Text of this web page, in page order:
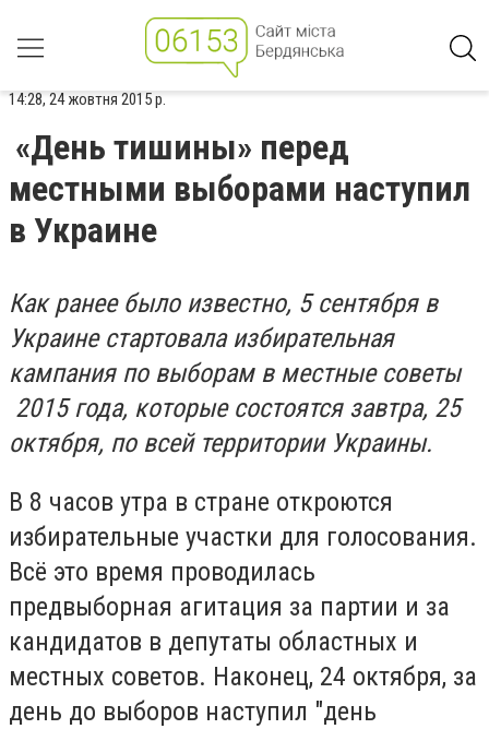
14:28, 24 жовтня 2015 р.
«День тишины» перед
местными выборами наступил
в Украине
Как ранее было известно, 5 сентября в
Украине стартовала избирательная
кампания по выборам в местные советы
2015 года, которые состоятся завтра, 25
октября, по всей территории Украины.
В 8 часов утра в стране откроются
избирательные участки для голосования.
Всё это время проводилась
предвыборная агитация за партии и за
кандидатов в депутаты областных и
местных советов. Наконец, 24 октября, за
день до выборов наступил "день